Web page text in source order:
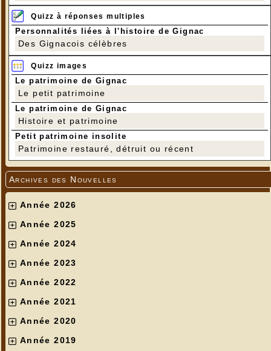
Quizz à réponses multiples
Personnalités liées à l'histoire de Gignac
Des Gignacois célèbres
Quizz images
Le patrimoine de Gignac
Le petit patrimoine
Le patrimoine de Gignac
Histoire et patrimoine
Petit patrimoine insolite
Patrimoine restauré, détruit ou récent
Archives des Nouvelles
Année 2026
Année 2025
Année 2024
Année 2023
Année 2022
Année 2021
Année 2020
Année 2019